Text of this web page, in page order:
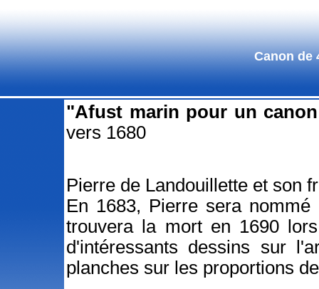
Canon de
"Afust marin pour un
vers 1680
Pierre de Landouillette et son
En 1683, Pierre sera
trouvera la mort en 1690
d'intéressants dessins sur
planches sur les proportions